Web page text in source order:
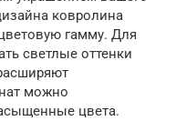
ковролина
гамму. Для
светлые оттенки
можно
цвета.